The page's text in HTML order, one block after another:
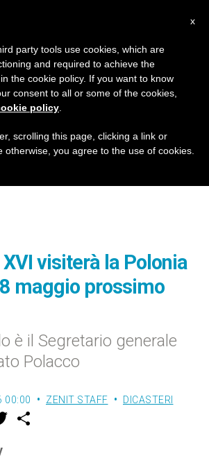
visiterà la Polonia
maggio prossimo
è il Segretario generale
Polacco
00:00 ZENIT STAFF DICASTERI
w
x
party tools use cookies, which are
and required to achieve the
the cookie policy. If you want to know
consent to all or some of the cookies,
policy
scrolling this page, clicking a link or
otherwise, you agree to the use of cookies.